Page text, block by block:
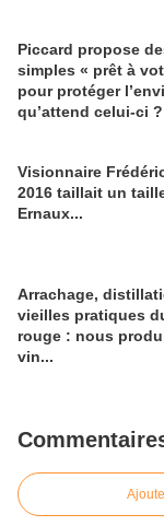
Piccard propose
simples « prêt à
pour protéger
qu’attend celui-ci ?
Visionnaire
2016 taillait un
Ernaux...
Arrachage,
vieilles pratiques
rouge : nous
vin...